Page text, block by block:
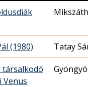
(1980) Tatay
társalkodó
Venus